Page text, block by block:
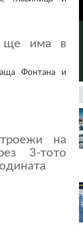
ще има в
Фонтана и
на
3-тото